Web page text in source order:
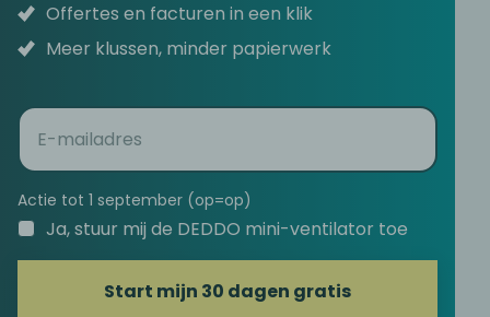
Offertes en facturen in een klik
Meer klussen, minder papierwerk
E-
mail (Vereist)
Actie tot 1 september (op=op)
Ja, stuur mij de DEDDO mini-ventilator toe
Start mijn 30 dagen gratis